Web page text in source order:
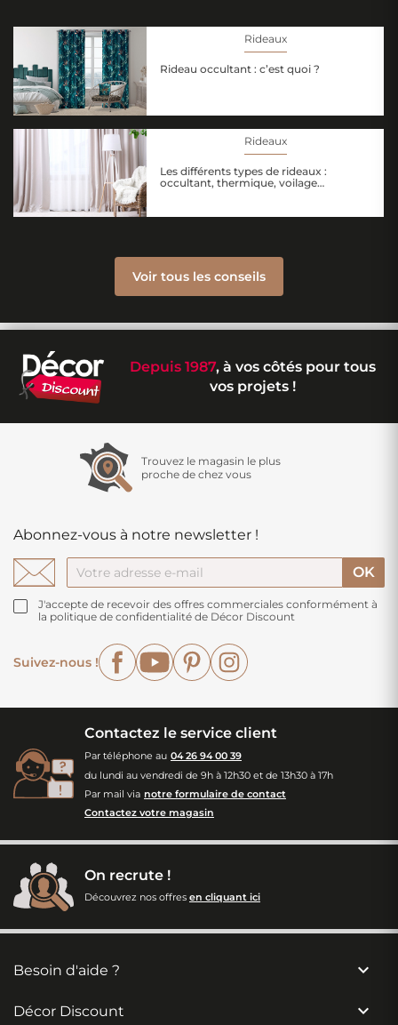
Rideaux
Rideau occultant : c’est quoi ?
Rideaux
Les différents types de rideaux :
occultant, thermique, voilage…
Voir tous les conseils
Depuis 1987, à vos côtés pour tous
vos projets !
Trouvez le magasin le plus
proche de chez vous
Abonnez-vous à notre newsletter !
J'accepte de recevoir des offres commerciales conformément à
la politique de confidentialité de Décor Discount
Suivez-nous !
FacebookYouTubePinterest
Contactez le service client
Par téléphone au 04 26 94 00 39
du lundi au vendredi de 9h à 12h30 et de 13h30 à 17h
Par mail via notre formulaire de contact
Contactez votre magasin
On recrute !
Découvrez nos offres en cliquant ici
Besoin d'aide ? 
Décor Discount 